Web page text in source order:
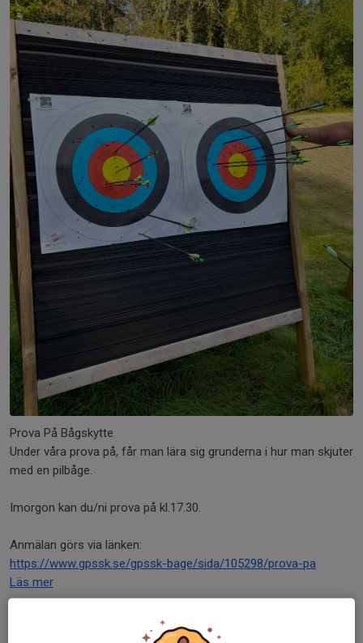
Prova På Bågskytte
Under våra prova på, får man lära sig grunderna i hur man skjuter
med en pilbåge.
Imorgon kan du/ni prova på kl.17.30.
Anmälan görs via länken:
https://www.gpssk.se/gpssk-bage/sida/105298/prova-pa
Läs mer